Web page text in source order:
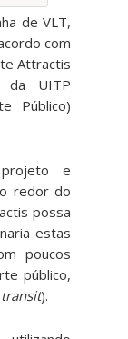
de VLT,
com
Attractis
da UITP
Público)
projeto e
redor do
possa
estas
poucos
público,
).